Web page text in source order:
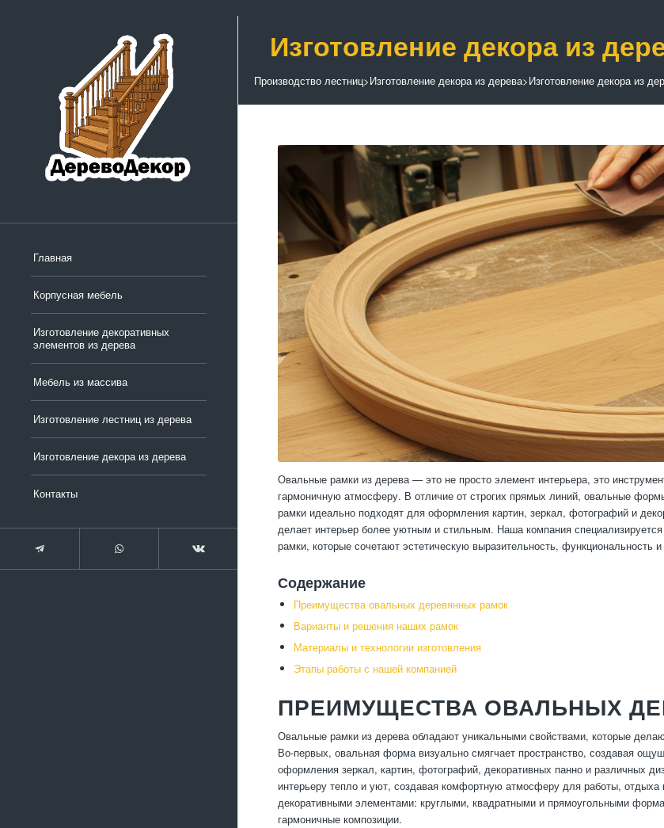
Главная
Корпусная мебель
Изготовление декоративных
элементов из дерева
Мебель из массива
Изготовление лестниц из дерева
Изготовление декора из дерева
Контакты
Изготовление декора из
Производство лестниц>Изготовление декора из дерева>Изготовление декора из
Овальные рамки из дерева — это не просто элемент интерьера, это
гармоничную атмосферу. В отличие от строгих прямых линий, овальные
рамки идеально подходят для оформления картин, зеркал, фотографий и
делает интерьер более уютным и стильным. Наша компания
рамки, которые сочетают эстетическую выразительность, функциональность и
Содержание
Преимущества овальных деревянных рамок
Варианты и решения наших рамок
Материалы и технологии изготовления
Этапы работы с нашей компанией
ПРЕИМУЩЕСТВА ОВАЛЬНЫХ
Овальные рамки из дерева обладают уникальными свойствами, которые
Во-первых, овальная форма визуально смягчает пространство, создавая
оформления зеркал, картин, фотографий, декоративных панно и различных
интерьеру тепло и уют, создавая комфортную атмосферу для работы,
декоративными элементами: круглыми, квадратными и прямоугольными
гармоничные композиции.